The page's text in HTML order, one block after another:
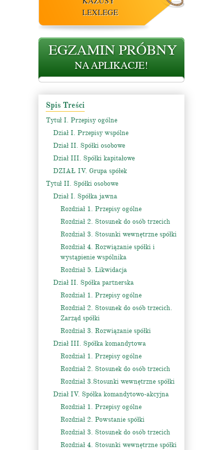
LEXLEGE
Spis Treści
Tytuł I. Przepisy ogólne
Dział I. Przepisy wspólne
Dział II. Spółki osobowe
Dział III. Spółki kapitałowe
DZIAŁ IV. Grupa spółek
Tytuł II. Spółki osobowe
Dział I. Spółka jawna
Rozdział 1. Przepisy ogólne
Rozdział 2. Stosunek do osób trzecich
Rozdział 3. Stosunki wewnętrzne spółki
Rozdział 4. Rozwiązanie spółki i
wystąpienie wspólnika
Rozdział 5. Likwidacja
Dział II. Spółka partnerska
Rozdział 1. Przepisy ogólne
Rozdział 2. Stosunek do osób trzecich.
Zarząd spółki
Rozdział 3. Rozwiązanie spółki
Dział III. Spółka komandytowa
Rozdział 1. Przepisy ogólne
Rozdział 2. Stosunek do osób trzecich
Rozdział 3.Stosunki wewnętrzne spółki
Dział IV. Spółka komandytowo-akcyjna
Rozdział 1. Przepisy ogólne
Rozdział 2. Powstanie spółki
Rozdział 3. Stosunek do osób trzecich
Rozdział 4. Stosunki wewnętrzne spółki